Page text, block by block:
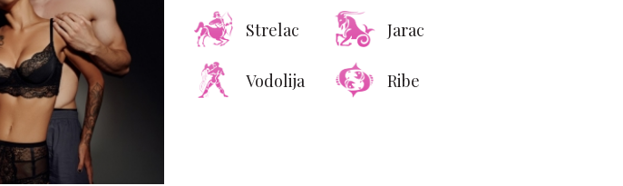
Strelac Jarac
Vodolija Ribe